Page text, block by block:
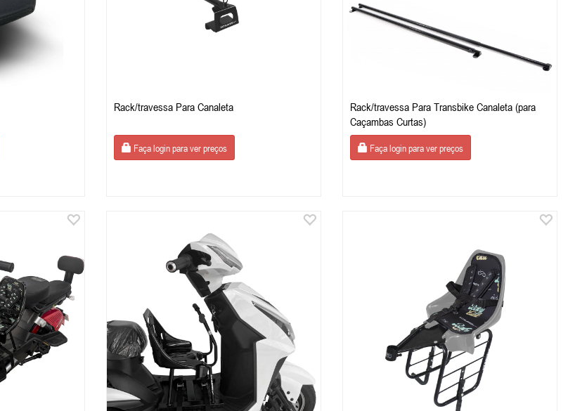
Rack/travessa Para Canaleta
Faça login para ver preços
Rack/travessa Para Transbike Canaleta (para
Caçambas Curtas)
Faça login para ver preços